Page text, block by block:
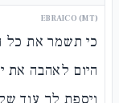
EBRAICO (MT)
כי תשמר את כל
היום לאהבה את